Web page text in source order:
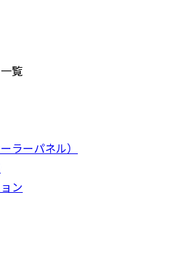
覧
ラーパネル）
ン